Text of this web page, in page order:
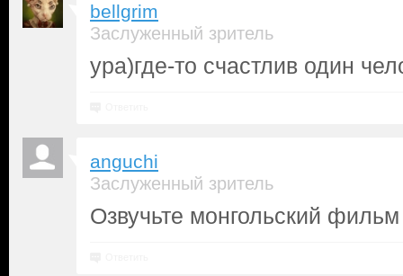
bellgrim
Заслуженный зритель
ура)где-то счастлив один
anguchi
Заслуженный зритель
Озвучьте монгольский